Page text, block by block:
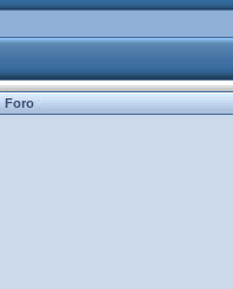
Foro